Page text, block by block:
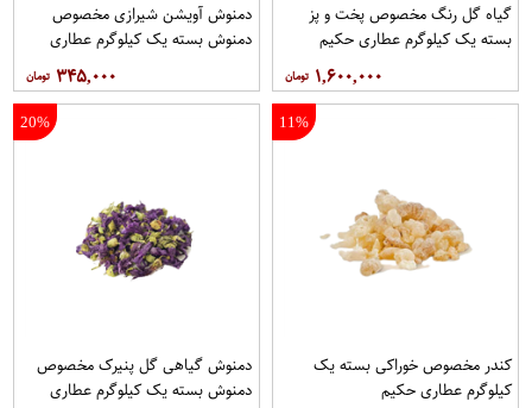
گیاه گل رنگ مخصوص پخت و پز
بسته یک کیلوگرم عطاری حکیم
۱,۶۰۰,۰۰۰
دمنوش آویشن شیرازی مخصوص
دمنوش بسته یک کیلوگرم عطاری
۳۴۵,۰۰۰
11%
کندر مخصوص خوراکی بسته یک
کیلوگرم عطاری حکیم
20%
دمنوش گیاهی گل پنیرک مخصوص
دمنوش بسته یک کیلوگرم عطاری